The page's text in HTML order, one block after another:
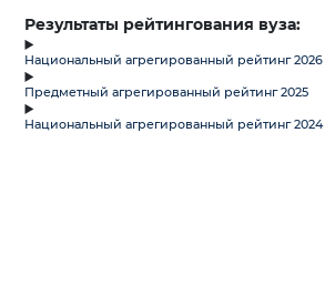
Результаты рейтингования вуза:
Национальный агрегированный рейтинг 2026
Предметный агрегированный рейтинг 2025
Национальный агрегированный рейтинг 2024